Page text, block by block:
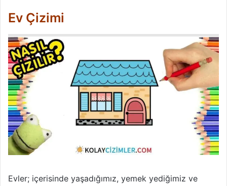
Ev Çizimi
Evler; içerisinde yaşadığımız, yemek yediğimiz ve